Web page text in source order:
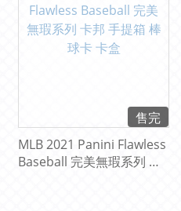
售完
MLB 2021 Panini Flawless
Baseball 完美無瑕系列 卡